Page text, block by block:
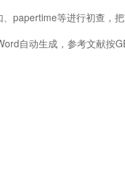
papertime等进行初查，把
自动生成，参考文献按